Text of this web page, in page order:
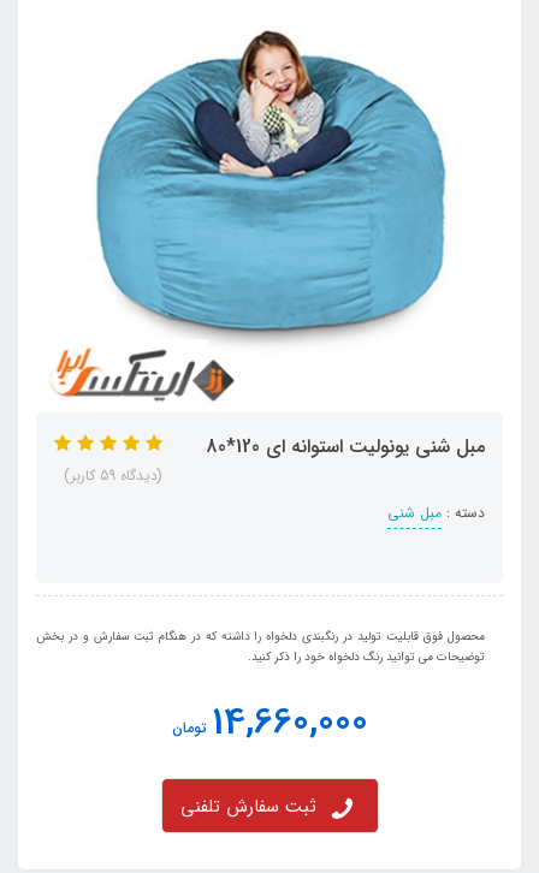
مبل شنی یونولیت استوانه ای 120*80
دسته : مبل شنی
(دیدگاه 59 کاربر)
محصول فوق قابلیت تولید در رنگبندی دلخواه را داشته که در هنگام ثبت سفارش و در بخش
توضیحات می توانید رنگ دلخواه خود را ذکر کنید.
14,660,000 تومان
ثبت سفارش تلفنی